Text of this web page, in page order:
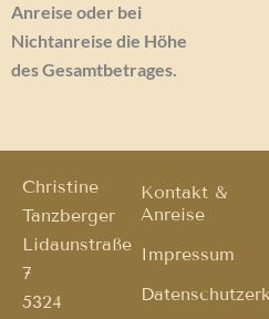
Anreise oder bei
Nichtanreise die Höhe
des Gesamtbetrages.
Christine
Tanzberger
Lidaunstraße
7
5324
Kontakt &
Anreise
Impressum